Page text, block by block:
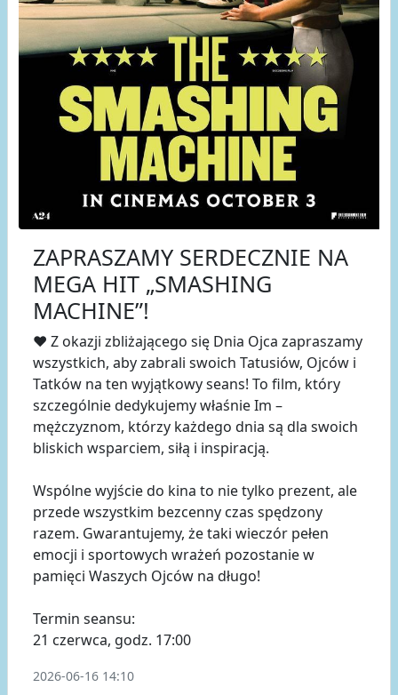
ZAPRASZAMY SERDECZNIE NA
MEGA HIT „SMASHING
MACHINE”!
❤️ Z okazji zbliżającego się Dnia Ojca zapraszamy
wszystkich, aby zabrali swoich Tatusiów, Ojców i
Tatków na ten wyjątkowy seans! To film, który
szczególnie dedykujemy właśnie Im –
mężczyznom, którzy każdego dnia są dla swoich
bliskich wsparciem, siłą i inspiracją.
Wspólne wyjście do kina to nie tylko prezent, ale
przede wszystkim bezcenny czas spędzony
razem. Gwarantujemy, że taki wieczór pełen
emocji i sportowych wrażeń pozostanie w
pamięci Waszych Ojców na długo!
Termin seansu:
21 czerwca, godz. 17:00
2026-06-16 14:10